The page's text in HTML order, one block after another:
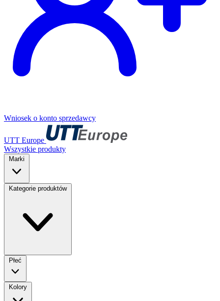
Wniosek o konto sprzedawcy
UTT Europe
Wszystkie produkty
Marki
Kategorie produktów
Płeć
Kolory